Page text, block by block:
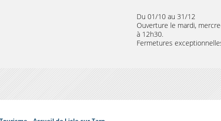
Du 01/10 au 31/12
Ouverture le mardi,
à 12h30.
Fermetures